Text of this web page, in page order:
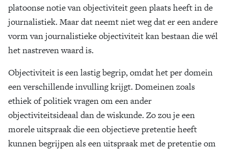
platoonse notie van objectiviteit geen plaats heeft in de
journalistiek. Maar dat neemt niet weg dat er een andere
vorm van journalistieke objectiviteit kan bestaan die wél
het nastreven waard is.
Objectiviteit is een lastig begrip, omdat het per domein
een verschillende invulling krijgt. Domeinen zoals
ethiek of politiek vragen om een ander
objectiviteitsideaal dan de wiskunde. Zo zou je een
morele uitspraak die een objectieve pretentie heeft
kunnen begrijpen als een uitspraak met de pretentie om